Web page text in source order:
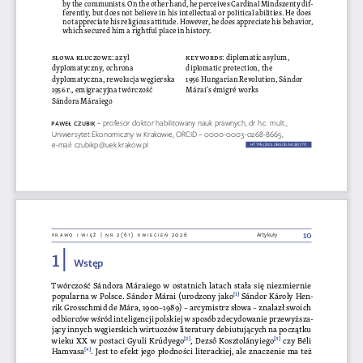
HTTPS://DOI.ORG/10.36128/1711
1711
by the communists. On the other hand, he perceives Cardinal Mindszenty dif-
ferently, but does not believe in his intellectual or political abilities. He does
not appreciate his religious attitude. However, he does appreciate his behavior,
which secured him a rightful place in history.
Słowa kluczowe: azyl
dyplomatyczny, ochrona
dyplomatyczna, rewolucja węgierska
1956 r., emigracyjna twórczość
Sándora Máraiego
keywordS: diplomatic asylum,
diplomatic protection, the
1956 Hungarian Revolution, Sándor
Márai’s émigré works
paWeŁ czUBiK
– profesor doktor habilitowany nauk prawnych, dr h.c. mult.,
Uniwersytet Ekonomiczny w Krakowie, ORCID – 0000-0003-0268-8665,
e-mail: czubikp@uek.krakow.pl
Artykuły
prawo i więź | nr 2(61) kwiecień 2026 10
1 | Wstęp
Twórczość Sándora Máraiego w ostatnich latach stała się niezmiernie
popularna w Polsce. Sándor Márai (urodzony jako[1] Sándor Károly Hen
rik Grosschmid de Mára, 1900–1989) – arcymistrz słowa – znalazł swoich
odbiorców wśród inteligencji polskiej w sposób zdecydowanie przewyższa
jący innych węgierskich wirtuozów literatury debiutujących na początku
wieku XX w postaci Gyuli Krúdyego[2] , Dezső Kosztolányiego[3] czy Béli
Hamvasa[4] . Jest to efekt jego płodności literackiej, ale znaczenie ma też